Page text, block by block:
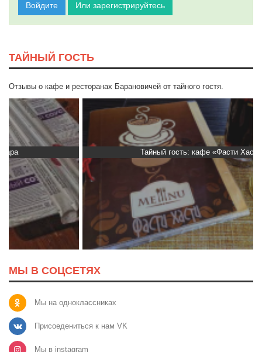
Войдите Или зарегистрируйтесь
ТАЙНЫЙ ГОСТЬ
Отзывы о кафе и ресторанах Барановичей от тайного гостя.
Тайный гость: кафе «Фасти Хасти»
МЫ В СОЦСЕТЯХ
Мы на одноклассниках
Присоедениться к нам VK
Мы в instagram